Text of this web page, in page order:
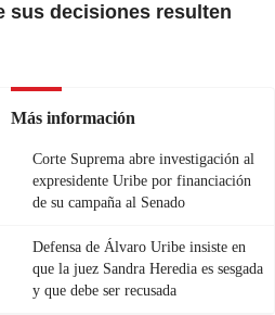
sus decisiones resulten
Más información
Corte Suprema abre investigación al
expresidente Uribe por financiación
de su campaña al Senado
Defensa de Álvaro Uribe insiste en
que la juez Sandra Heredia es sesgada
y que debe ser recusada